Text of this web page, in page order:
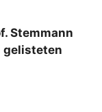
Stemmann
gelisteten